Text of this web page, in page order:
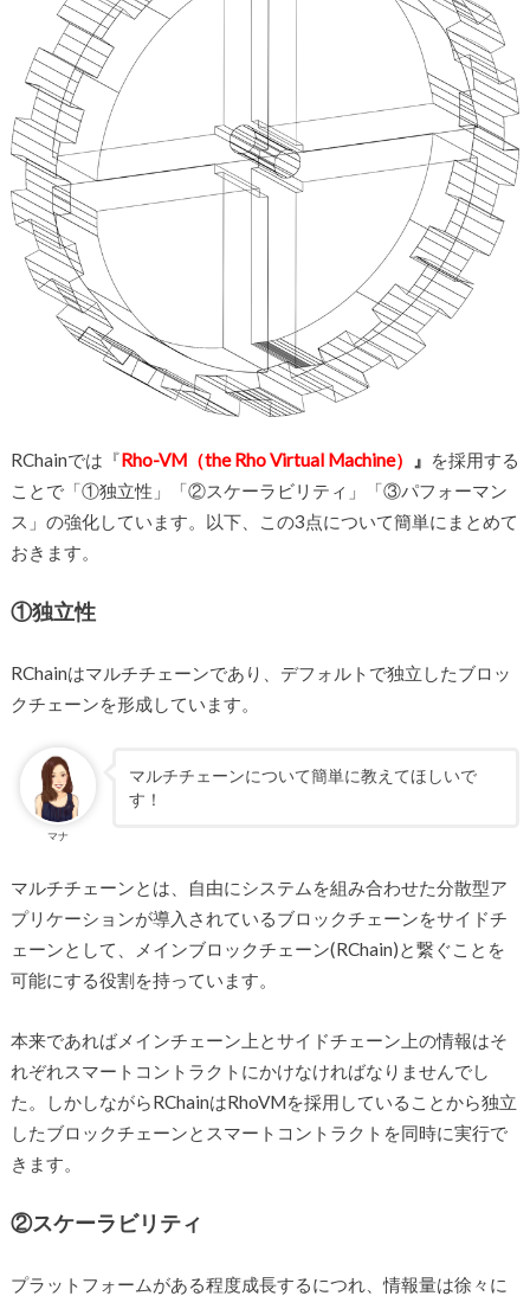
RChainでは『Rho-VM（the Rho Virtual Machine） 』 を採用する
ことで「①独立性」「②スケーラビリティ」「③パフォーマン
ス」の強化しています。以下、この3点について簡単にまとめて
おきます。
①独立性
RChainはマルチチェーンであり、デフォルトで独立したブロッ
クチェーンを形成しています。
マナ
マルチチェーンについて簡単に教えてほしいで
す！
マルチチェーンとは、自由にシステムを組み合わせた分散型ア
プリケーションが導入されているブロックチェーンをサイドチ
ェーンとして、メインブロックチェーン(RChain)と繋ぐことを
可能にする役割を持っています。
本来であればメインチェーン上とサイドチェーン上の情報はそ
れぞれスマートコントラクトにかけなければなりませんでし
た。しかしながらRChainはRhoVMを採用していることから独立
したブロックチェーンとスマートコントラクトを同時に実行で
きます。
②スケーラビリティ
プラットフォームがある程度成長するにつれ、情報量は徐々に